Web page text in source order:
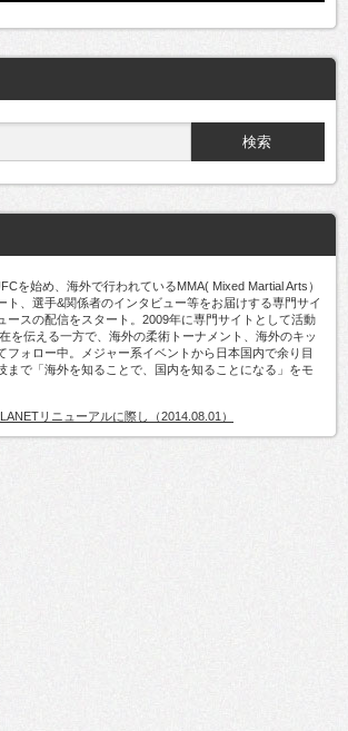
を始め、海外で行われているMMA( Mixed Martial Arts）
ト、選手&関係者のインタビュー等をお届けする専門サイ
ースの配信をスタート。2009年に専門サイトとして活動
を伝える一方で、海外の柔術トーナメント、海外のキッ
フォロー中。メジャー系イベントから日本国内で余り目
まで「海外を知ることで、国内を知ることになる」をモ
リニューアルに際し（2014.08.01）